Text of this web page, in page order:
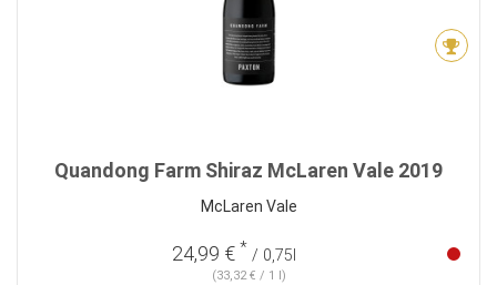
Quandong Farm Shiraz McLaren Vale 2019
McLaren Vale
24,99 € * / 0,75l
(33,32 € / 1 l)